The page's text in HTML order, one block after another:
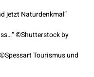
jetzt Naturdenkmal“
©Shutterstock by
Tourismus und